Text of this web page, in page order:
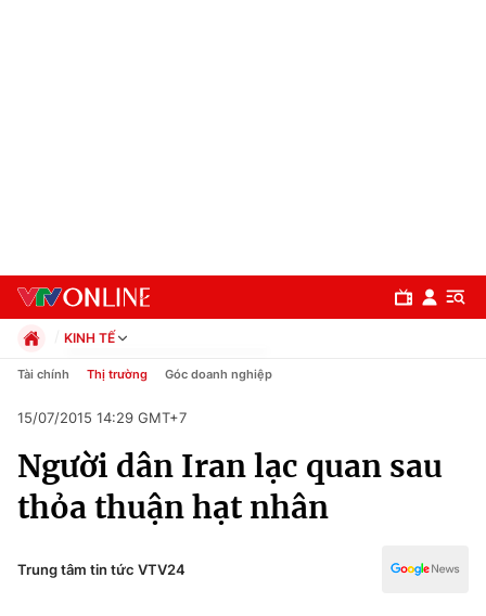
Chuyên mục
Chính trị
KINH TẾ
Chính trị
Pháp luật
Kinh tế
Thể thao
Truyền hình
Y tế
Tài chính Thị trường Góc doanh nghiệp
15/07/2015 14:29 GMT+7
Người dân Iran lạc quan sau
thỏa thuận hạt nhân
Trung tâm tin tức VTV24